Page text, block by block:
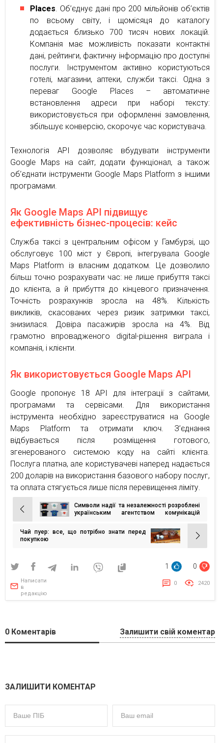
Places. Об’єднує дані про 200 мільйонів об’єктів
по всьому світу, і щомісяця до каталогу
додається близько 700 тисяч нових локацій.
Компанія має можливість показати контактні
дані, рейтинги, фактичну інформацію про доступні
послуги. Інструментом активно користуються
готелі, магазини, аптеки, служби таксі. Одна з
переваг Google Places – автоматичне
встановлення адреси при наборі тексту:
використовується при оформленні замовлення,
збільшує конверсію, скорочує час користувача.
Технологія API дозволяє вбудувати інструменти
Google Maps на сайт, додати функціонал, а також
об’єднати інструменти Google Maps Platform з іншими
програмами.
Як Google Maps API підвищує
ефективність бізнес-процесів: кейс
Служба таксі з центральним офісом у Гамбурзі, що
обслуговує 100 міст у Європі, інтегрувала Google
Maps Platform із власним додатком. Це дозволило
більш точно розрахувати час: не лише прибуття таксі
до клієнта, а й прибуття до кінцевого призначення.
Точність розрахунків зросла на 48%. Кількість
викликів, скасованих через ризик затримки таксі,
знизилася. Довіра пасажирів зросла на 4%. Від
грамотно впровадженого digital-рішення виграла і
компанія, і клієнти.
Як використовується Google Maps API
Google пропонує 18 API для інтеграції з сайтами,
програмами та сервісами. Для використання
інструмента необхідно зареєструватися на Google
Maps Platform та отримати ключ. З’єднання
відбувається після розміщення готового,
згенерованого системою коду на сайті клієнта.
Послуга платна, але користувачеві наперед надається
200 доларів на використання базового набору послуг,
та оплата стягується лише після перевищення ліміту.
Навігація
записів
Символи надії та незалежності розроблені
українським агентством комунікацій
постраждалих від війни
Чай пуер: все, що потрібно знати перед
покупкою
1 0
Написати
в
редакцію
0 2420
0 Коментарів Залишити свій коментар
ЗАЛИШИТИ КОМЕНТАР